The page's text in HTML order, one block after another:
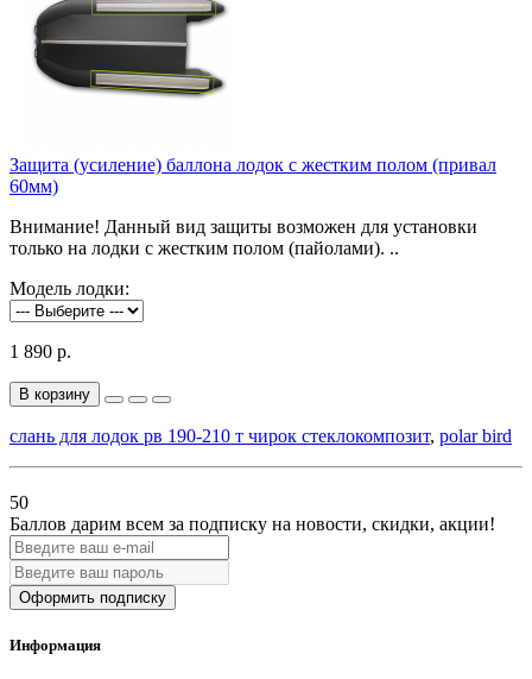
Защита (усиление) баллона лодок с жестким полом (привал
60мм)
Внимание! Данный вид защиты возможен для установки
только на лодки с жестким полом (пайолами). ..
Модель лодки:
1 890 р.
В корзину
слань для лодок рв 190-210 т чирок стеклокомпозит, polar bird
50
Баллов дарим всем за подписку на новости, скидки, акции!
Оформить подписку
Информация